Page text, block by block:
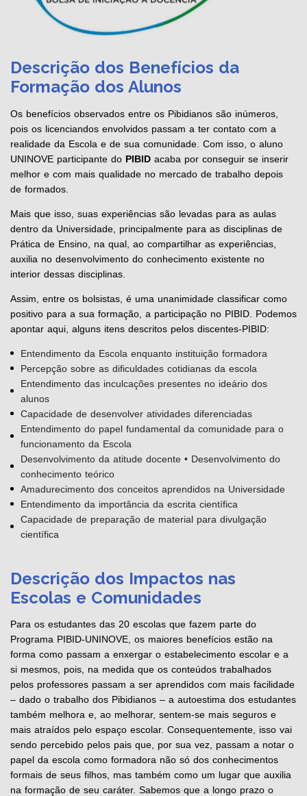
Descrição dos Benefícios da
Formação dos Alunos
Os benefícios observados entre os Pibidianos são inúmeros,
pois os licenciandos envolvidos passam a ter contato com a
realidade da Escola e de sua comunidade. Com isso, o aluno
UNINOVE participante do PIBID acaba por conseguir se inserir
melhor e com mais qualidade no mercado de trabalho depois
de formados.
Mais que isso, suas experiências são levadas para as aulas
dentro da Universidade, principalmente para as disciplinas de
Prática de Ensino, na qual, ao compartilhar as experiências,
auxilia no desenvolvimento do conhecimento existente no
interior dessas disciplinas.
Assim, entre os bolsistas, é uma unanimidade classificar como
positivo para a sua formação, a participação no PIBID. Podemos
apontar aqui, alguns itens descritos pelos discentes-PIBID:
Entendimento da Escola enquanto instituição formadora
Percepção sobre as dificuldades cotidianas da escola
Entendimento das inculcações presentes no ideário dos
alunos
Capacidade de desenvolver atividades diferenciadas
Entendimento do papel fundamental da comunidade para o
funcionamento da Escola
Desenvolvimento da atitude docente • Desenvolvimento do
conhecimento teórico
Amadurecimento dos conceitos aprendidos na Universidade
Entendimento da importância da escrita científica
Capacidade de preparação de material para divulgação
científica
Descrição dos Impactos nas
Escolas e Comunidades
Para os estudantes das 20 escolas que fazem parte do
Programa PIBID-UNINOVE, os maiores benefícios estão na
forma como passam a enxergar o estabelecimento escolar e a
si mesmos, pois, na medida que os conteúdos trabalhados
pelos professores passam a ser aprendidos com mais facilidade
– dado o trabalho dos Pibidianos – a autoestima dos estudantes
também melhora e, ao melhorar, sentem-se mais seguros e
mais atraídos pelo espaço escolar. Consequentemente, isso vai
sendo percebido pelos pais que, por sua vez, passam a notar o
papel da escola como formadora não só dos conhecimentos
formais de seus filhos, mas também como um lugar que auxilia
na formação de seu caráter. Sabemos que a longo prazo o